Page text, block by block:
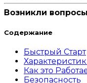
Возникли
Содержание
Быстрый Старт
Как это
Безопасность